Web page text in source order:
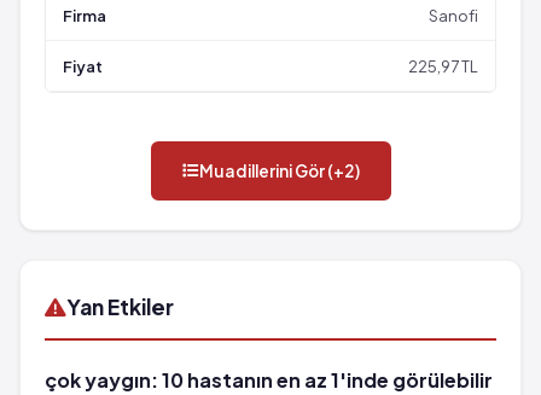
Sanofi
225,97 TL
Muadillerini Gör (+2)
Yan Etkiler
çok yaygın: 10 hastanın en az 1'inde görülebilir